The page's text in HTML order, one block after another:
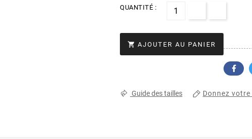
QUANTITÉ :
 AJOUTER AU PANIER
Guide des tailles Donnez votre